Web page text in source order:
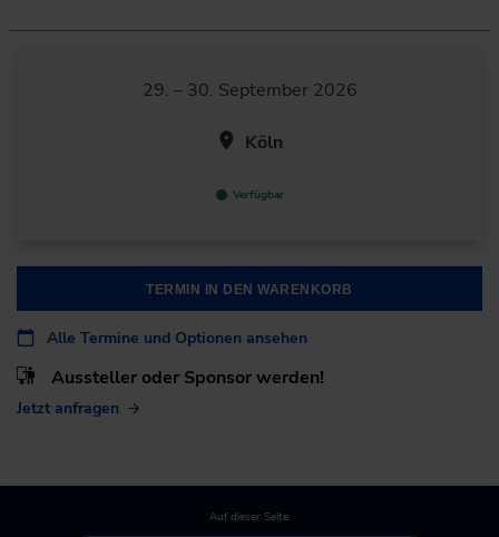
29. – 30. September 2026
Köln
Verfügbar
TERMIN IN DEN WARENKORB
Alle Termine und Optionen ansehen
Aussteller oder Sponsor werden!
Jetzt anfragen
Auf dieser Seite: